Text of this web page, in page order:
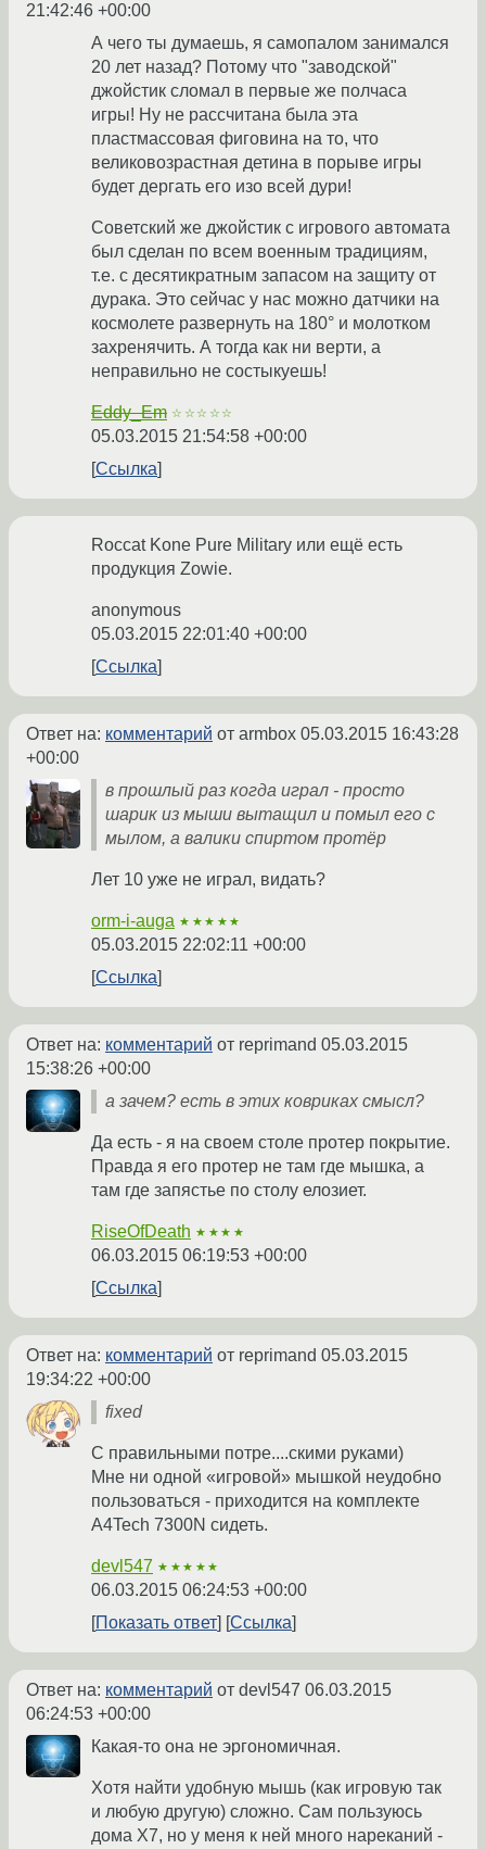
21:42:46 +00:00
А чего ты думаешь, я самопалом занимался
20 лет назад? Потому что "заводской"
джойстик сломал в первые же полчаса
игры! Ну не рассчитана была эта
пластмассовая фиговина на то, что
великовозрастная детина в порыве игры
будет дергать его изо всей дури!
Советский же джойстик с игрового автомата
был сделан по всем военным традициям,
т.е. с десятикратным запасом на защиту от
дурака. Это сейчас у нас можно датчики на
космолете развернуть на 180° и молотком
захренячить. А тогда как ни верти, а
неправильно не состыкуешь!
Eddy_Em ☆☆☆☆☆
05.03.2015 21:54:58 +00:00
Ссылка
Roccat Kone Pure Military или ещё есть
продукция Zowie.
anonymous
05.03.2015 22:01:40 +00:00
Ссылка
Ответ на: комментарий от armbox 05.03.2015 16:43:28
+00:00
в прошлый раз когда играл - просто
шарик из мыши вытащил и помыл его с
мылом, а валики спиртом протёр
Лет 10 уже не играл, видать?
orm-i-auga ★★★★★
05.03.2015 22:02:11 +00:00
Ссылка
Ответ на: комментарий от reprimand 05.03.2015
15:38:26 +00:00
а зачем? есть в этих ковриках смысл?
Да есть - я на своем столе протер покрытие.
Правда я его протер не там где мышка, а
там где запястье по столу елозиет.
RiseOfDeath ★★★★
06.03.2015 06:19:53 +00:00
Ссылка
Ответ на: комментарий от reprimand 05.03.2015
19:34:22 +00:00
fixed
С правильными потре....скими руками)
Мне ни одной «игровой» мышкой неудобно
пользоваться - приходится на комплекте
A4Tech 7300N сидеть.
devl547 ★★★★★
06.03.2015 06:24:53 +00:00
Показать ответ
Ссылка
Ответ на: комментарий от devl547 06.03.2015
06:24:53 +00:00
Какая-то она не эргономичная.
Хотя найти удобную мышь (как игровую так
и любую другую) сложно. Сам пользуюсь
дома X7, но у меня к ней много нареканий -